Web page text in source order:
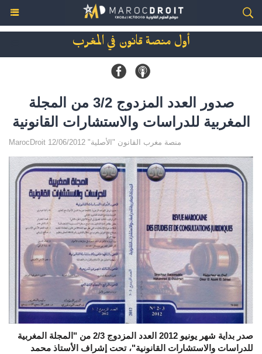
أول منصة قانون في المغرب
صدور العدد المزدوج 3/2 من المجلة
المغربية للدراسات والاستشارات القانونية
MarocDroit منصة مغرب القانون "الأصلية" 12/06/2012
صدر بداية شهر يونيو 2012 العدد المزدوج 2/3 من "المجلة المغربية
للدراسات والاستشارات القانونية"، تحت إشراف الأستاذ محمد